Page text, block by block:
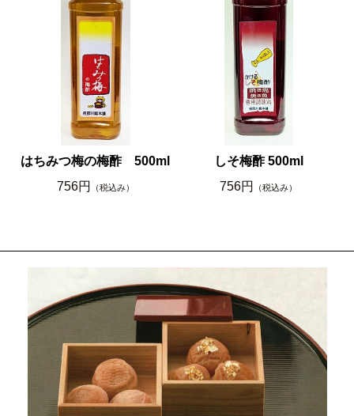
はちみつ梅の梅酢 500ml
756円
（税込み）
しそ梅酢 500ml
756円
（税込み）